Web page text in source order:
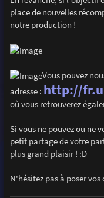
place de nouvelles
notre production !
Vous pouvez
adresse : http://
où vous retrouverez
Si vous ne pouvez ou ne
petit partage de votre
plus grand plaisir ! :D
N'hésitez pas à poser vos